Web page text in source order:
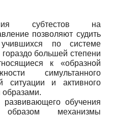
субтестов на
позволяют судить
по системе
большей степени
к «образной
симультанного
ситуации и активного
развивающего обучения
механизмы